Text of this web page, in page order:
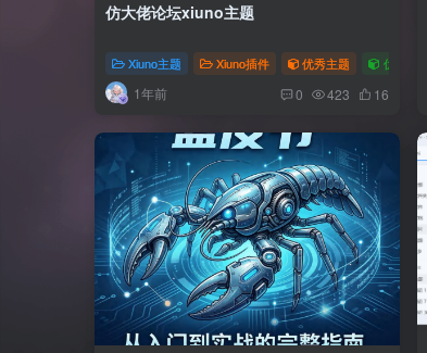
仿大佬论坛xiuno主题
Xiuno主题 Xiuno插件 优秀主题 优质插件
1年前 0 423 16